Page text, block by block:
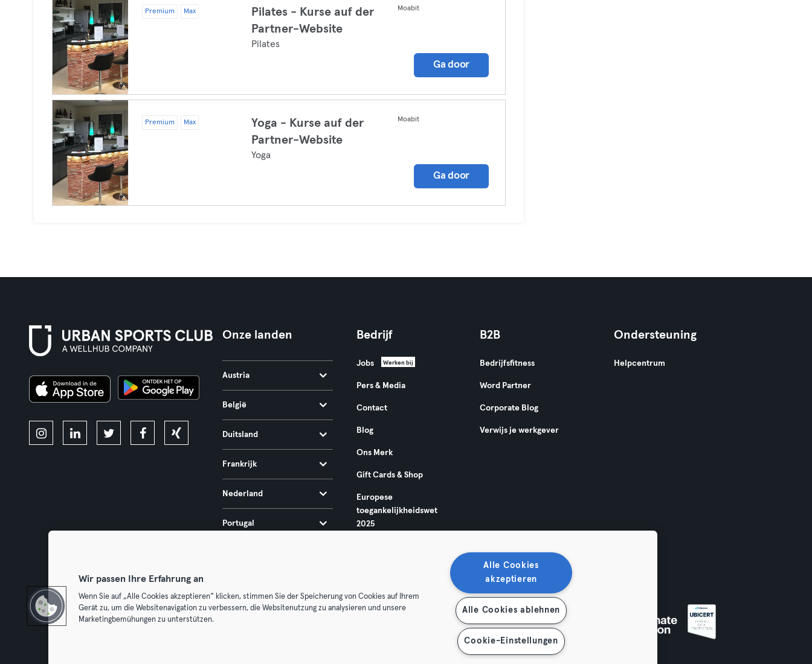
Premium Max
Pilates - Kurse auf der
Partner-Website
Pilates
Moabit
Ga door
Premium Max
Yoga - Kurse auf der
Partner-Website
Yoga
Moabit
Ga door
Onze landen
Austria
België
Duitsland
Frankrijk
Nederland
Portugal
Bedrijf
Jobs Werken bij
Pers & Media
Contact
Blog
Ons Merk
Gift Cards & Shop
Europese
toegankelijkheidswet
2025
B2B
Bedrijfsfitness
Word Partner
Corporate Blog
Verwijs je werkgever
Ondersteuning
Helpcentrum
Wir passen Ihre Erfahrung an
Wenn Sie auf „Alle Cookies akzeptieren“ klicken, stimmen Sie der Speicherung von Cookies auf Ihrem
Gerät zu, um die Websitenavigation zu verbessern, die Websitenutzung zu analysieren und unsere
Marketingbemühungen zu unterstützen.
Alle Cookies
akzeptieren
Alle Cookies ablehnen
Cookie-Einstellungen